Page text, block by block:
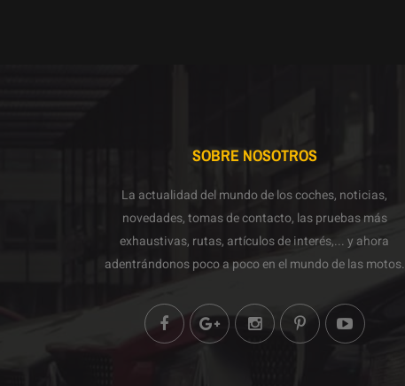
SOBRE NOSOTROS
La actualidad del mundo de los coches, noticias,
novedades, tomas de contacto, las pruebas más
exhaustivas, rutas, artículos de interés,... y ahora
adentrándonos poco a poco en el mundo de las motos.